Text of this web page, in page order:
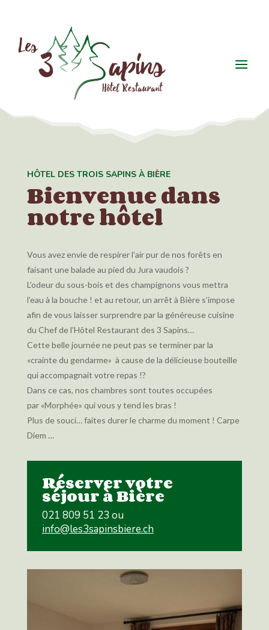
HÔTEL DES TROIS SAPINS À BIÈRE
Bienvenue dans
notre hôtel
Vous avez envie de respirer l’air pur de nos forêts en
faisant une balade au pied du Jura vaudois ?
L’odeur du sous-bois et des champignons vous mettra
l’eau à la bouche ! et au retour, un arrêt à Bière s’impose
afin de vous laisser surprendre par la généreuse cuisine
du Chef de l’Hôtel Restaurant des 3 Sapins…
Cette belle journée ne peut pas se terminer par la
«crainte du gendarme» à cause de la délicieuse bouteille
qui accompagnait votre repas !?
Dans ce cas, nos chambres sont toutes occupées
par «Morphée» qui vous y tend les bras !
Plus de souci… faites durer le charme du moment ! Carpe
Diem …
Réserver votre
séjour à Bière
021 809 51 23 ou
info@les3sapinsbiere.ch